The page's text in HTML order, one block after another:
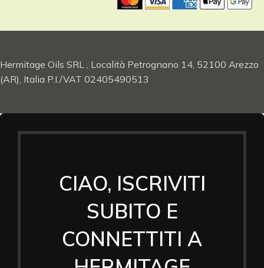
Hermitage Oils SRL , Località Petrognano 14, 52100 Arezzo
(AR), Italia P.I./VAT 02405490513
CIAO, ISCRIVITI
SUBITO E
CONNETTITI A